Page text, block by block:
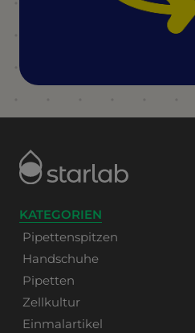
KATEGORIEN
Pipettenspitzen
Handschuhe
Pipetten
Zellkultur
Einmalartikel